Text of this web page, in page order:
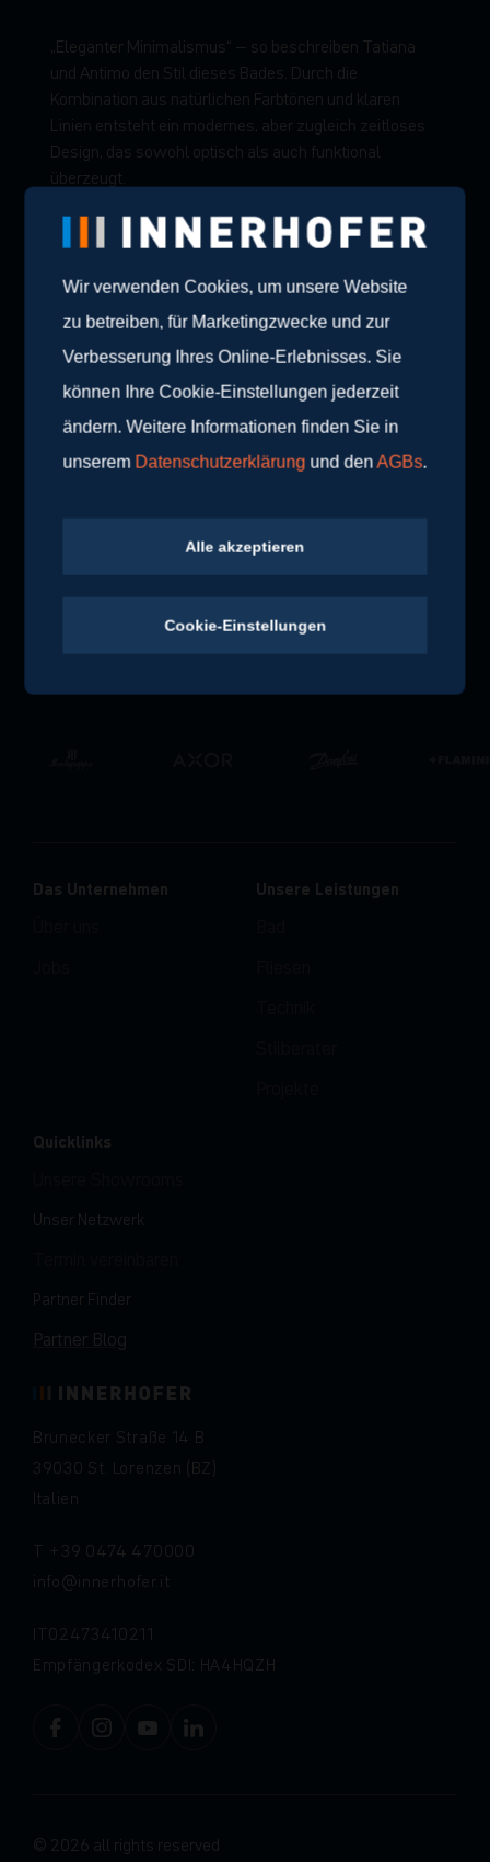
„Eleganter Minimalismus“ – so beschreiben Tatiana
und Antimo den Stil dieses Bades. Durch die
Kombination aus natürlichen Farbtönen und klaren
Linien entsteht ein modernes, aber zugleich zeitloses
Design, das sowohl optisch als auch funktional
überzeugt.
Ein Badezimmer, das durch Schlichtheit und
vermittelt.
Weitere Blogartikel
Brunecker Straße 14 B
39030 St. Lorenzen (BZ)
Italien
T +39 0474 470000
info
innerhofer.it
IT02473410211
Empfängerkodex SDI: HA4HQZH
Das Unternehmen
Unsere Leistungen
Quicklinks
Unser Netzwerk
Partner Finder
Partner Blog
© 2026 all rights reserved
Wir verwenden Cookies, um unsere Website
zu betreiben, für Marketingzwecke und zur
Verbesserung Ihres Online-Erlebnisses. Sie
können Ihre Cookie-Einstellungen jederzeit
ändern. Weitere Informationen finden Sie in
unserem Datenschutzerklärung und denAGBs.
Alle akzeptieren
Cookie-Einstellungen